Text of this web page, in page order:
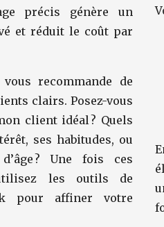
précis génère un
et réduit le coût par
recommande de
clairs. Posez-vous
client idéal ? Quels
ses habitudes, ou
? Une fois ces
les outils de
pour affiner votre